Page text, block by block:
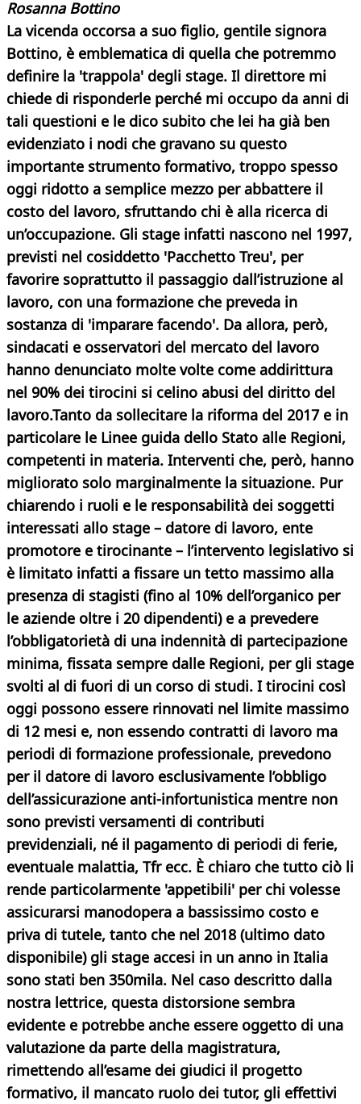
Rosanna Bottino
La vicenda occorsa a suo figlio, gentile signora
Bottino, è emblematica di quella che potremmo
definire la 'trappola' degli stage. Il direttore mi
chiede di risponderle perché mi occupo da anni di
tali questioni e le dico subito che lei ha già ben
evidenziato i nodi che gravano su questo
importante strumento formativo, troppo spesso
oggi ridotto a semplice mezzo per abbattere il
costo del lavoro, sfruttando chi è alla ricerca di
un’occupazione. Gli stage infatti nascono nel 1997,
previsti nel cosiddetto 'Pacchetto Treu', per
favorire soprattutto il passaggio dall’istruzione al
lavoro, con una formazione che preveda in
sostanza di 'imparare facendo'. Da allora, però,
sindacati e osservatori del mercato del lavoro
hanno denunciato molte volte come addirittura
nel 90% dei tirocini si celino abusi del diritto del
lavoro.Tanto da sollecitare la riforma del 2017 e in
particolare le Linee guida dello Stato alle Regioni,
competenti in materia. Interventi che, però, hanno
migliorato solo marginalmente la situazione. Pur
chiarendo i ruoli e le responsabilità dei soggetti
interessati allo stage – datore di lavoro, ente
promotore e tirocinante – l’intervento legislativo si
è limitato infatti a fissare un tetto massimo alla
presenza di stagisti (fino al 10% dell’organico per
le aziende oltre i 20 dipendenti) e a prevedere
l’obbligatorietà di una indennità di partecipazione
minima, fissata sempre dalle Regioni, per gli stage
svolti al di fuori di un corso di studi. I tirocini così
oggi possono essere rinnovati nel limite massimo
di 12 mesi e, non essendo contratti di lavoro ma
periodi di formazione professionale, prevedono
per il datore di lavoro esclusivamente l’obbligo
dell’assicurazione anti-infortunistica mentre non
sono previsti versamenti di contributi
previdenziali, né il pagamento di periodi di ferie,
eventuale malattia, Tfr ecc. È chiaro che tutto ciò li
rende particolarmente 'appetibili' per chi volesse
assicurarsi manodopera a bassissimo costo e
priva di tutele, tanto che nel 2018 (ultimo dato
disponibile) gli stage accesi in un anno in Italia
sono stati ben 350mila. Nel caso descritto dalla
nostra lettrice, questa distorsione sembra
evidente e potrebbe anche essere oggetto di una
valutazione da parte della magistratura,
rimettendo all’esame dei giudici il progetto
formativo, il mancato ruolo dei tutor, gli effettivi